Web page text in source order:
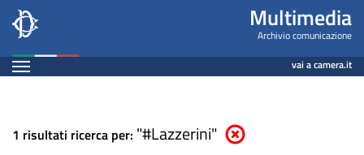
Salta
contenuto
principale
Multimedia
-
Archivio
Multimedia
Archivio comunicazione
Espandi vai a camera.it
Contenuto
1 risultati ricerca per: "#Lazzerini" Elimina parametri di ricerca